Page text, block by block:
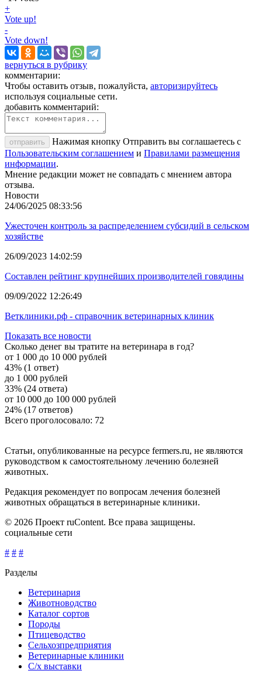
+
Vote up!
-
Vote down!
вернуться в рубрику
комментарии:
Чтобы оставить отзыв, пожалуйста, авторизируйтесь
используя социальные сети.
добавить комментарий:
отправить
Нажимая кнопку Отправить вы соглашаетесь с
Пользовательским соглашением и Правилами размещения
информации.
Мнение редакции может не совпадать с мнением автора
отзыва.
Новости
24/06/2025 08:33:56
Ужесточен контроль за распределением субсидий в сельском
хозяйстве
26/09/2023 14:02:59
Составлен рейтинг крупнейших производителей говядины
09/09/2022 12:26:49
Ветклиники.рф - справочник ветеринарных клиник
Показать все новости
Сколько денег вы тратите на ветеринара в год?
от 1 000 до 10 000 рублей
43% (1 ответ)
до 1 000 рублей
33% (24 ответа)
от 10 000 до 100 000 рублей
24% (17 ответов)
Всего проголосовало: 72
Статьи, опубликованные на ресурсе fermers.ru, не являются
руководством к самостоятельному лечению болезней
животных.
Редакция рекомендует по вопросам лечения болезней
животных обращаться в ветеринарные клиники.
© 2026 Проект ruContent. Все права защищены.
социальные сети
# # #
Разделы
Ветеринария
Животноводство
Каталог сортов
Породы
Птицеводство
Сельхозпредприятия
Ветеринарные клиники
С/х выставки